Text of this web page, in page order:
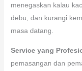
menegaskan kalau
debu, dan kurangi
masa datang.
Service yang
pemasangan dan